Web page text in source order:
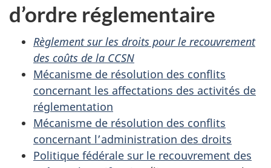
d’ordre réglementaire
Règlement sur les droits pour le recouvrement
des coûts de la CCSN
Mécanisme de résolution des conflits
concernant les affectations des activités de
réglementation
Mécanisme de résolution des conflits
concernant l’administration des droits
Politique fédérale sur le recouvrement des